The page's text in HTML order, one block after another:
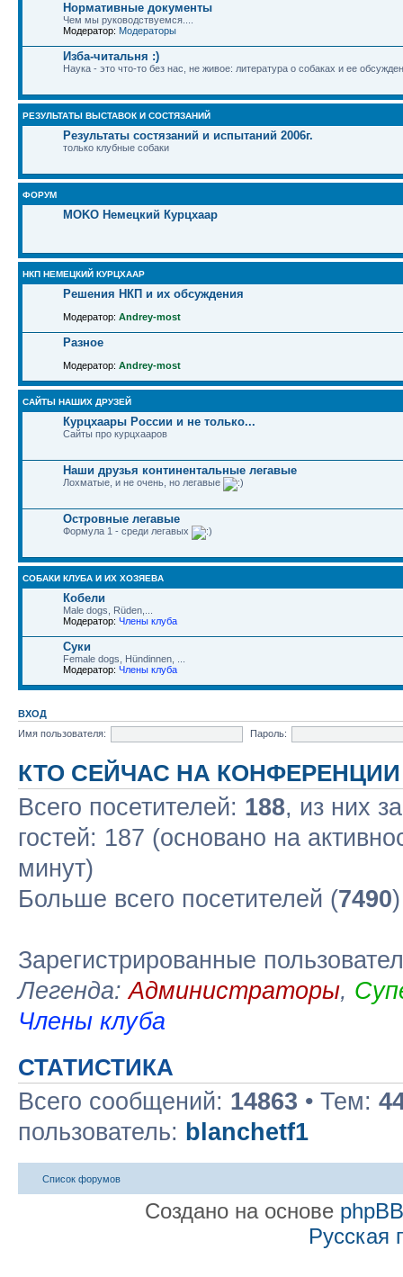
Нормативные документы
Чем мы руководствуемся....
Модератор: Модераторы
Изба-читальня :)
Наука - это что-то без нас, не живое: литература о собаках и ее
РЕЗУЛЬТАТЫ ВЫСТАВОК И СОСТЯЗАНИЙ
Результаты состязаний и испытаний 2006г.
только клубные собаки
ФОРУМ
MOKO Немецкий Курцхаар
НКП НЕМЕЦКИЙ КУРЦХААР
Решения НКП и их обсуждения
Модератор: Andrey-most
Разное
Модератор: Andrey-most
САЙТЫ НАШИХ ДРУЗЕЙ
Курцхаары России и не только...
Сайты про курцхааров
Наши друзья континентальные легавые
Лохматые, и не очень, но легавые
Островные легавые
Формула 1 - среди легавых
СОБАКИ КЛУБА И ИХ ХОЗЯЕВА
Кобели
Male dogs, Rüden,...
Модератор: Члены клуба
Суки
Female dogs, Hündinnen, ...
Модератор: Члены клуба
ВХОД
Имя пользователя:
Пароль:
КТО СЕЙЧАС НА КОНФЕРЕНЦИИ
Всего посетителей: 188, из них
гостей: 187 (основано на
минут)
Больше всего посетителей (7490
Зарегистрированные
Легенда:Администраторы,
Члены клуба
СТАТИСТИКА
Всего сообщений: 14863 • Тем:
пользователь: blanchetf1
Список форумов
Создано на основе phpBB
Русская